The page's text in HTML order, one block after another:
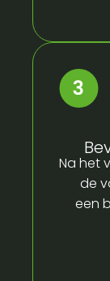
Na het
de
een